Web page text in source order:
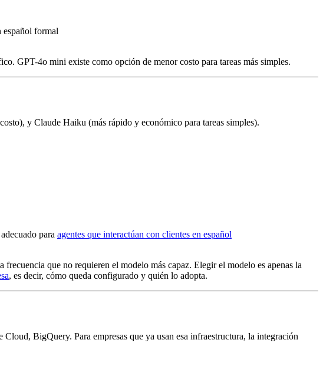
español formal
GPT-4o mini existe como opción de menor costo para tareas más simples.
y Claude Haiku (más rápido y económico para tareas simples).
para agentes que interactúan con clientes en español
que no requieren el modelo más capaz. Elegir el modelo es apenas la
, es decir, cómo queda configurado y quién lo adopta.
BigQuery. Para empresas que ya usan esa infraestructura, la integración